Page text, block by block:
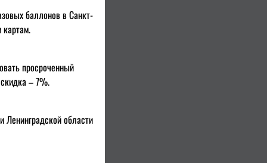
баллонов в Санкт-
просроченный
– 7%.
Ленинградской области